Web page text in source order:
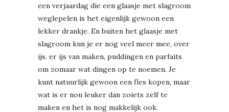
een verjaardag die een glaasje met slagroom
weglepelen is het eigenlijk gewoon een
lekker drankje. En buiten het glaasje met
slagroom kun je er nog veel meer mee, over
ijs, er ijs van maken, puddingen en parfaits
om zomaar wat dingen op te noemen. Je
kunt natuurlijk gewoon een fles kopen, maar
wat is er nou leuker dan zoiets zelf te
maken en het is nog makkelijk ook.